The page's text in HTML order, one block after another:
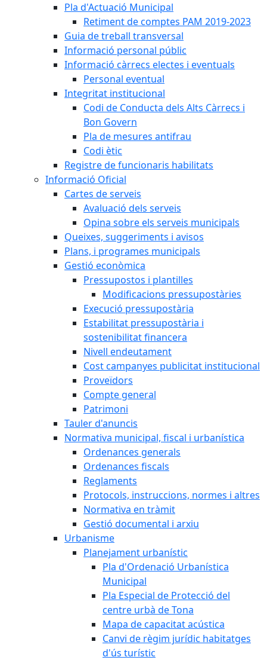
Pla d'Actuació Municipal
Retiment de comptes PAM 2019-2023
Guia de treball transversal
Informació personal públic
Informació càrrecs electes i eventuals
Personal eventual
Integritat institucional
Codi de Conducta dels Alts Càrrecs i
Bon Govern
Pla de mesures antifrau
Codi ètic
Registre de funcionaris habilitats
Informació Oficial
Cartes de serveis
Avaluació dels serveis
Opina sobre els serveis municipals
Queixes, suggeriments i avisos
Plans, i programes municipals
Gestió econòmica
Pressupostos i plantilles
Modificacions pressupostàries
Execució pressupostària
Estabilitat pressupostària i
sostenibilitat financera
Nivell endeutament
Cost campanyes publicitat institucional
Proveïdors
Compte general
Patrimoni
Tauler d'anuncis
Normativa municipal, fiscal i urbanística
Ordenances generals
Ordenances fiscals
Reglaments
Protocols, instruccions, normes i altres
Normativa en tràmit
Gestió documental i arxiu
Urbanisme
Planejament urbanístic
Pla d'Ordenació Urbanística
Municipal
Pla Especial de Protecció del
centre urbà de Tona
Mapa de capacitat acústica
Canvi de règim jurídic habitatges
d'ús turístic